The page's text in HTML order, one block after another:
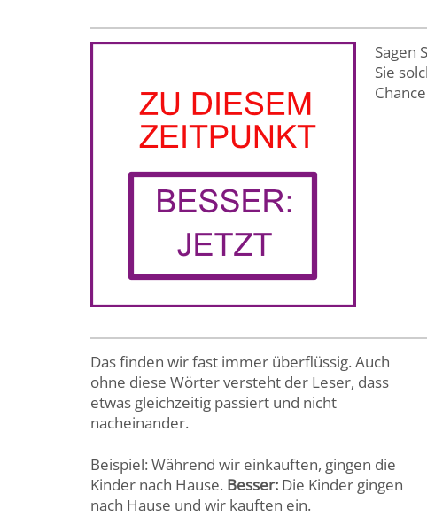
Sagen
Sie
Das finden wir fast immer überflüssig. Auch
ohne diese Wörter versteht der Leser, dass
etwas gleichzeitig passiert und nicht
nacheinander.
Beispiel: Während wir einkauften, gingen die
Kinder nach Hause. Besser: Die Kinder gingen
nach Hause und wir kauften ein.